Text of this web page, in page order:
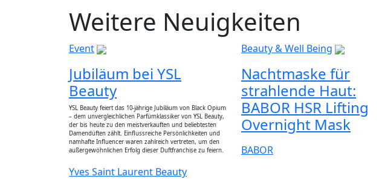
Weitere Neuigkeiten
Event
Jubiläum bei YSL
Beauty
YSL Beauty feiert das 10-jährige Jubiläum von Black Opium
– dem unvergleichlichen Parfümklassiker von YSL Beauty,
der bis heute zu den meistverkauften und beliebtesten
Damendüften zählt. Einflussreiche Persönlichkeiten und
namhafte Influencer waren zahlreich vertreten, um den
außergewöhnlichen Erfolg dieser Duftfranchise zu feiern.
Yves Saint Laurent Beauty
Beauty & Well Being
Nachtmaske für
strahlende Haut:
BABOR HSR Lifting
Overnight Mask
BABOR